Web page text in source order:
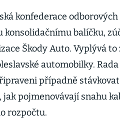
konfederace odborových
balíčku,
Škody Auto. Vyplývá
automobilky.
případně
jak pojmenovávají snahu
rozpočtu.